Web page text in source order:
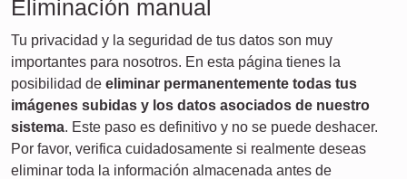
Eliminación manual
Tu privacidad y la seguridad de tus datos son muy
importantes para nosotros. En esta página tienes la
posibilidad de eliminar permanentemente todas tus
imágenes subidas y los datos asociados de nuestro
sistema. Este paso es definitivo y no se puede deshacer.
Por favor, verifica cuidadosamente si realmente deseas
eliminar toda la información almacenada antes de